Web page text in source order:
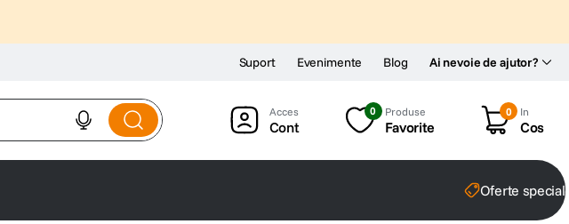
Ai nevoie de ajutor?
Suport Evenimente Blog
Cont
0 Produse
Favorite
0 In
Cos
Oferte